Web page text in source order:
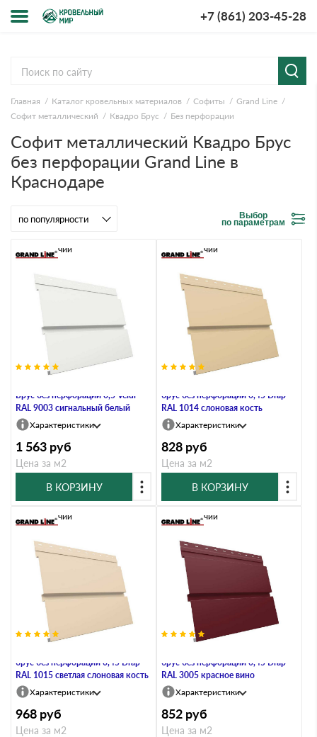
+7 (861) 203-45-28
компании
и оплата
ответы
Главная Каталог кровельных материалов Софиты
Grand Line
Софит металлический
Квадро Брус Без перфорации
Софит металлический Квадро Брус
без перфорации Grand Line в
Краснодаре
Выбор
по параметрам
Брус без перфорации 0,5 Velur
RAL 9003 сигнальный белый
В наличии
Характеристики
1 563 руб
Цена за м2
В КОРЗИНУ
брус без перфорации 0,45 Drap
RAL 1014 слоновая кость
В наличии
Характеристики
828 руб
Цена за м2
В КОРЗИНУ
брус без перфорации 0,45 Drap
RAL 1015 светлая слоновая кость
В наличии
Характеристики
968 руб
Цена за м2
брус без перфорации 0,45 Drap
RAL 3005 красное вино
В наличии
Характеристики
852 руб
Цена за м2